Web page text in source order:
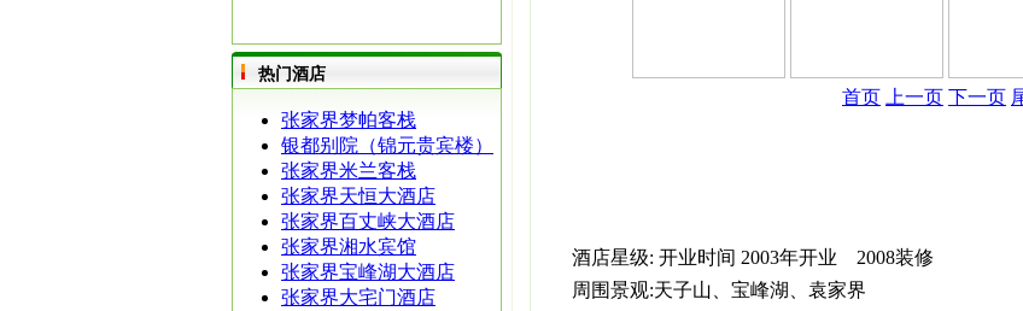
热门酒店
张家界梦帕客栈
银都别院（锦元贵宾楼）
张家界米兰客栈
张家界天恒大酒店
张家界百丈峡大酒店
张家界湘水宾馆
张家界宝峰湖大酒店
张家界大宅门酒店
首页 上一页 下一页
酒店星级: 开业时间 2003年开业 2008装修
周围景观:天子山、宝峰湖、袁家界